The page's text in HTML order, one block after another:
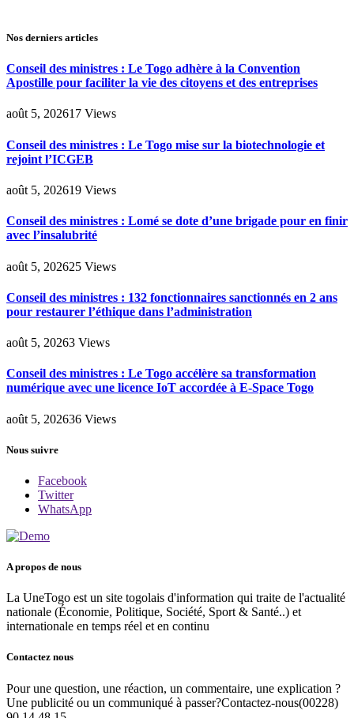
Nos derniers articles
Conseil des ministres : Le Togo adhère à la Convention
Apostille pour faciliter la vie des citoyens et des entreprises
août 5, 202617 Views
Conseil des ministres : Le Togo mise sur la biotechnologie et
rejoint l’ICGEB
août 5, 202619 Views
Conseil des ministres : Lomé se dote d’une brigade pour en finir
avec l’insalubrité
août 5, 202625 Views
Conseil des ministres : 132 fonctionnaires sanctionnés en 2 ans
pour restaurer l’éthique dans l’administration
août 5, 20263 Views
Conseil des ministres : Le Togo accélère sa transformation
numérique avec une licence IoT accordée à E-Space Togo
août 5, 202636 Views
Nous suivre
Facebook
Twitter
WhatsApp
A propos de nous
La UneTogo est un site togolais d'information qui traite de l'actualité
nationale (Économie, Politique, Société, Sport & Santé..) et
internationale en temps réel et en continu
Contactez nous
Pour une question, une réaction, un commentaire, une explication ?
Une publicité ou un communiqué à passer?Contactez-nous(00228)